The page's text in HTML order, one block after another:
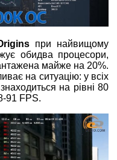
при найвищому
обидва процесори,
майже на 20%.
на ситуацію: у всіх
на рівні 80
91 FPS.